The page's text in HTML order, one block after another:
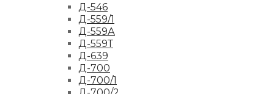
Д-546
Д-559/1
Д-559А
Д-559Т
Д-639
Д-700
Д-700/1